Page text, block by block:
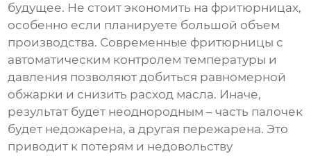
будущее. Не стоит экономить на фритюрницах,
особенно если планируете большой объем
производства. Современные фритюрницы с
автоматическим контролем температуры и
давления позволяют добиться равномерной
обжарки и снизить расход масла. Иначе,
результат будет неоднородным – часть палочек
будет недожарена, а другая пережарена. Это
приводит к потерям и недовольству